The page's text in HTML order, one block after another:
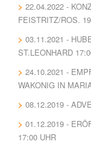
22.04.2022 -
FEISTRITZ/ROS.
03.11.2021 -
ST.LEONHARD
24.10.2021 -
WAKONIG IN
08.12.2019 -
01.12.2019 -
17:00 UHR